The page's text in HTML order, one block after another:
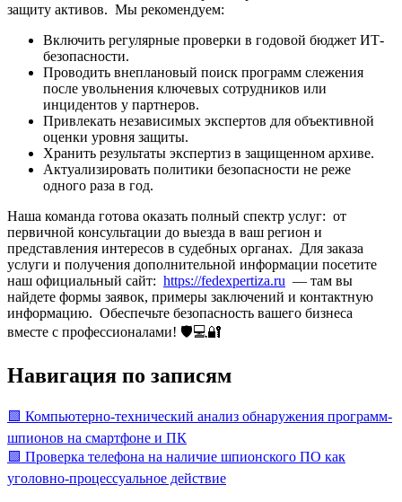
защиту активов. Мы рекомендуем:
Включить регулярные проверки в годовой бюджет ИТ-
безопасности.
Проводить внеплановый поиск программ слежения
после увольнения ключевых сотрудников или
инцидентов у партнеров.
Привлекать независимых экспертов для объективной
оценки уровня защиты.
Хранить результаты экспертиз в защищенном архиве.
Актуализировать политики безопасности не реже
одного раза в год.
Наша команда готова оказать полный спектр услуг: от
первичной консультации до выезда в ваш регион и
представления интересов в судебных органах. Для заказа
услуги и получения дополнительной информации посетите
наш официальный сайт: https://fedexpertiza.ru — там вы
найдете формы заявок, примеры заключений и контактную
информацию. Обеспечьте безопасность вашего бизнеса
вместе с профессионалами! 🛡️💻🔐
Навигация по записям
🟩 Компьютерно-технический анализ обнаружения программ-
шпионов на смартфоне и ПК
🟩 Проверка телефона на наличие шпионского ПО как
уголовно-процессуальное действие